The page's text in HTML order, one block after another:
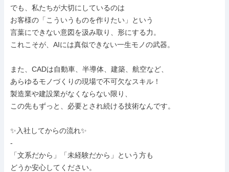
でも、私たちが大切にしているのは
お客様の「こういうものを作りたい」という
言葉にできない意図を汲み取り、形にする力。
これこそが、AIには真似できない一生モノの武器。
また、CADは自動車、半導体、建築、航空など、
あらゆるモノづくりの現場で不可欠なスキル！
製造業や建設業がなくならない限り、
この先もずっと、必要とされ続ける技術なんです。
✨入社してからの流れ✨
-
「文系だから」「未経験だから」という方も
どうか安心してください。